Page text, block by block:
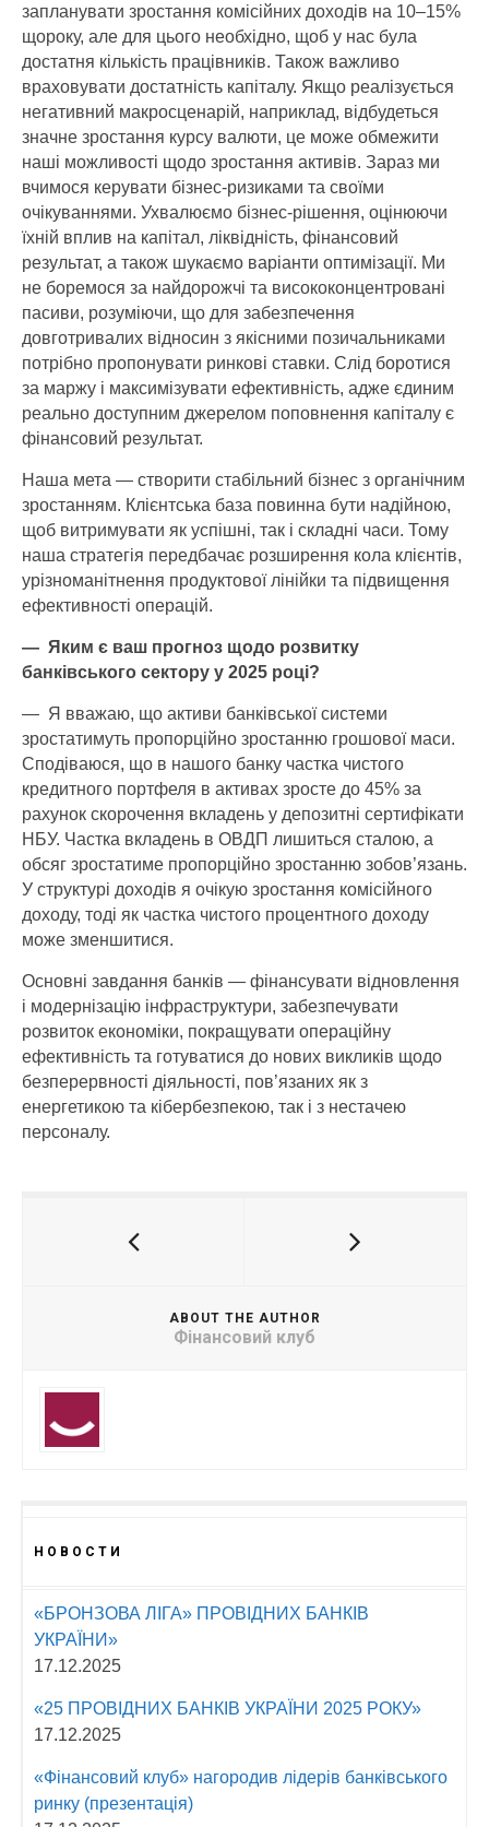
запланувати зростання комісійних доходів на 10–15%
щороку, але для цього необхідно, щоб у нас була
достатня кількість працівників. Також важливо
враховувати достатність капіталу. Якщо реалізується
негативний макросценарій, наприклад, відбудеться
значне зростання курсу валюти, це може обмежити
наші можливості щодо зростання активів. Зараз ми
вчимося керувати бізнес-ризиками та своїми
очікуваннями. Ухвалюємо бізнес-рішення, оцінюючи
їхній вплив на капітал, ліквідність, фінансовий
результат, а також шукаємо варіанти оптимізації. Ми
не боремося за найдорожчі та висококонцентровані
пасиви, розуміючи, що для забезпечення
довготривалих відносин з якісними позичальниками
потрібно пропонувати ринкові ставки. Слід боротися
за маржу і максимізувати ефективність, адже єдиним
реально доступним джерелом поповнення капіталу є
фінансовий результат.
Наша мета — створити стабільний бізнес з органічним
зростанням. Клієнтська база повинна бути надійною,
щоб витримувати як успішні, так і складні часи. Тому
наша стратегія передбачає розширення кола клієнтів,
урізноманітнення продуктової лінійки та підвищення
ефективності операцій.
— Яким є ваш прогноз щодо розвитку
банківського сектору у 2025 році?
— Я вважаю, що активи банківської системи
зростатимуть пропорційно зростанню грошової маси.
Сподіваюся, що в нашого банку частка чистого
кредитного портфеля в активах зросте до 45% за
рахунок скорочення вкладень у депозитні сертифікати
НБУ. Частка вкладень в ОВДП лишиться сталою, а
обсяг зростатиме пропорційно зростанню зобов’язань.
У структурі доходів я очікую зростання комісійного
доходу, тоді як частка чистого процентного доходу
може зменшитися.
Основні завдання банків — фінансувати відновлення
і модернізацію інфраструктури, забезпечувати
розвиток економіки, покращувати операційну
ефективність та готуватися до нових викликів щодо
безперервності діяльності, пов’язаних як з
енергетикою та кібербезпекою, так і з нестачею
персоналу.
ABOUT THE AUTHOR
Фінансовий клуб
НОВОСТИ
«БРОНЗОВА ЛІГА» ПРОВІДНИХ БАНКІВ
УКРАЇНИ»
17.12.2025
«25 ПРОВІДНИХ БАНКІВ УКРАЇНИ 2025 РОКУ»
17.12.2025
«Фінансовий клуб» нагородив лідерів банківського
ринку (презентація)